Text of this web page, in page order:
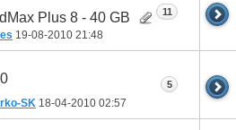
Plus 8 - 40 GB
19-08-2010 21:48
11
SK 18-04-2010 02:57
5